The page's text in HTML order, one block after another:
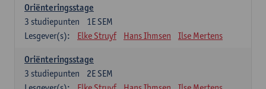
Oriënteringsstage
1E SEM
3 studiepunten
Lesgever(s):
Elke Struyf Hans Ihmsen Ilse Mertens
Oriënteringsstage
2E SEM
3 studiepunten